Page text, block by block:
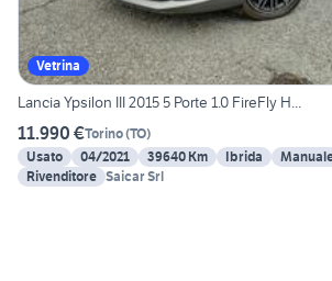
Vetrina
Lancia Ypsilon III 2015 5 Porte 1.0 FireFly H...
11.990 €Torino(TO)
Usato
04/2021 39640 Km Ibrida
Rivenditore Saicar Srl